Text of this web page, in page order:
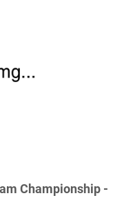
Championship -